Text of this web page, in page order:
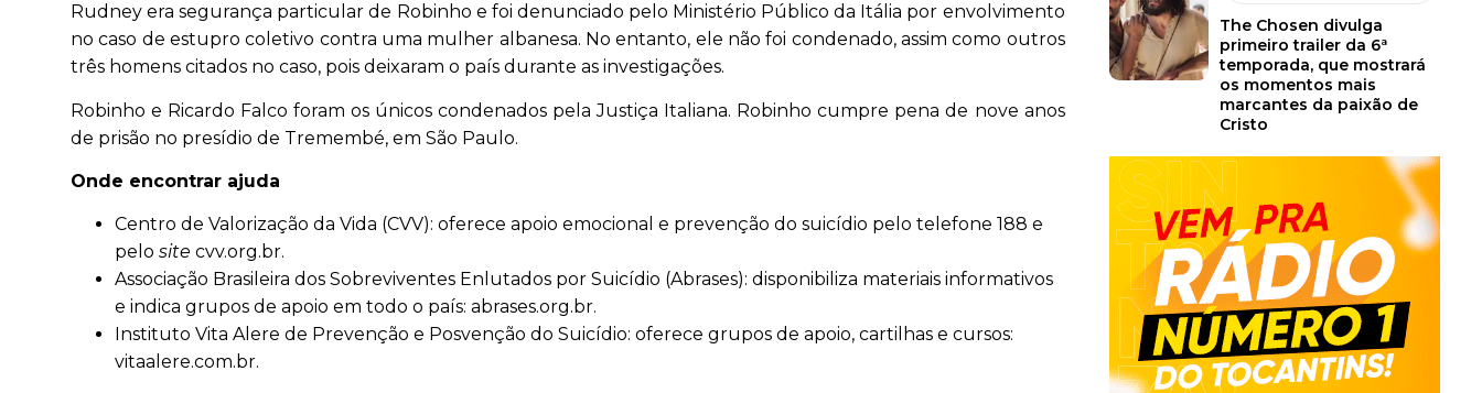
Rudney era segurança particular de Robinho e foi denunciado pelo Ministério Público da Itália por envolvimento
no caso de estupro coletivo contra uma mulher albanesa. No entanto, ele não foi condenado, assim como outros
três homens citados no caso, pois deixaram o país durante as investigações.
Robinho e Ricardo Falco foram os únicos condenados pela Justiça Italiana. Robinho cumpre pena de nove anos
de prisão no presídio de Tremembé, em São Paulo.
Onde encontrar ajuda
Centro de Valorização da Vida (CVV): oferece apoio emocional e prevenção do suicídio pelo telefone 188 e
pelo site cvv.org.br.
Associação Brasileira dos Sobreviventes Enlutados por Suicídio (Abrases): disponibiliza materiais informativos
e indica grupos de apoio em todo o país: abrases.org.br.
Instituto Vita Alere de Prevenção e Posvenção do Suicídio: oferece grupos de apoio, cartilhas e cursos:
vitaalere.com.br.
The Chosen divulga
primeiro trailer da 6ª
temporada, que mostrará
os momentos mais
marcantes da paixão de
Cristo